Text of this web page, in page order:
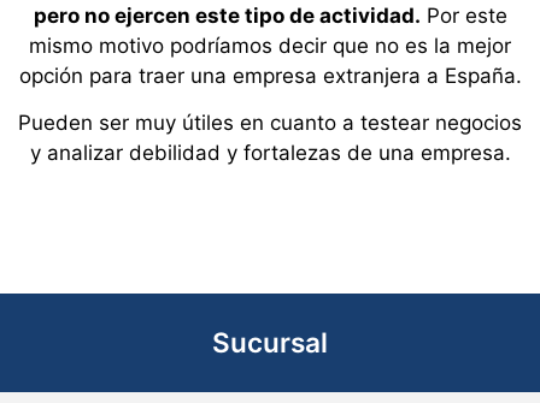
pero no ejercen este tipo de actividad. Por este
mismo motivo podríamos decir que no es la mejor
opción para traer una empresa extranjera a España.
Pueden ser muy útiles en cuanto a testear negocios
y analizar debilidad y fortalezas de una empresa.
Sucursal